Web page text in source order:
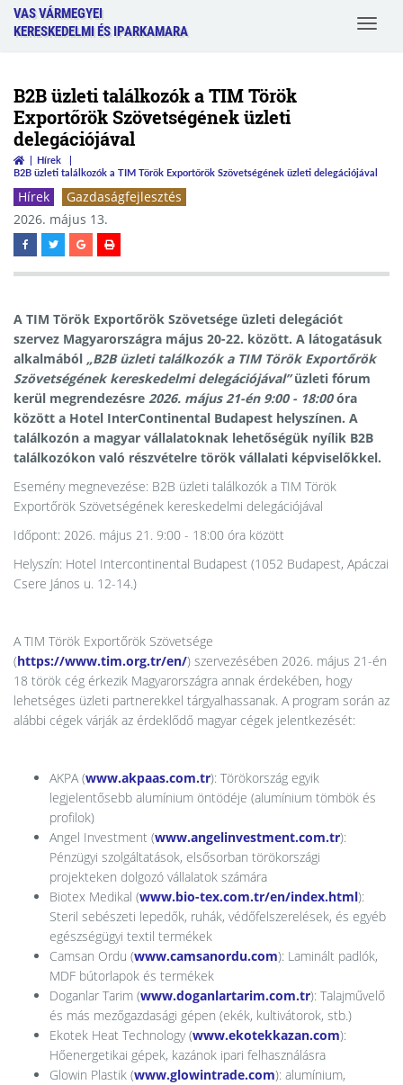
VAS VÁRMEGYEI
KERESKEDELMI ÉS IPARKAMARA
Toggle
B2B üzleti találkozók a TIM Török
Exportőrök Szövetségének üzleti
delegációjával
Hírek
B2B üzleti találkozók a TIM Török Exportőrök Szövetségének üzleti delegációjával
Hírek
Gazdaságfejlesztés
2026. május 13.
A TIM Török Exportőrök Szövetsége üzleti delegációt
szervez Magyarországra május 20-22. között. A látogatásuk
alkalmából „B2B üzleti találkozók a TIM Török Exportőrök
Szövetségének kereskedelmi delegációjával”üzleti fórum
kerül megrendezésre 2026. május 21-én 9:00 - 18:00óra
között a Hotel InterContinental Budapest helyszínen. A
találkozón a magyar vállalatoknak lehetőségük nyílik B2B
találkozókon való részvételre török vállalati képviselőkkel.
Esemény megnevezése: B2B üzleti találkozók a TIM Török
Exportőrök Szövetségének kereskedelmi delegációjával
Időpont: 2026. május 21. 9:00 - 18:00 óra között
Helyszín: Hotel Intercontinental Budapest (1052 Budapest, Apáczai
Csere János u. 12-14.)
A TIM Török Exportőrök Szövetsége
(https://www.tim.org.tr/en/) szervezésében 2026. május 21-én
18 török cég érkezik Magyarországra annak érdekében, hogy
lehetséges üzleti partnerekkel tárgyalhassanak. A program során az
alábbi cégek várják az érdeklődő magyar cégek jelentkezését:
AKPA (www.akpaas.com.tr): Törökország egyik
legjelentősebb alumínium öntödéje (alumínium tömbök és
profilok)
Angel Investment (www.angelinvestment.com.tr):
Pénzügyi szolgáltatások, elsősorban törökországi
projekteken dolgozó vállalatok számára
Biotex Medikal (www.bio-tex.com.tr/en/index.html):
Steril sebészeti lepedők, ruhák, védőfelszerelések, és egyéb
egészségügyi textil termékek
Camsan Ordu (www.camsanordu.com): Laminált padlók,
MDF bútorlapok és termékek
Doganlar Tarim (www.doganlartarim.com.tr): Talajművelő
és más mezőgazdasági gépen (ekék, kultivátorok, stb.)
Ekotek Heat Technology (www.ekotekkazan.com):
Hőenergetikai gépek, kazánok ipari felhasználásra
Glowin Plastik (www.glowintrade.com): alumínium,